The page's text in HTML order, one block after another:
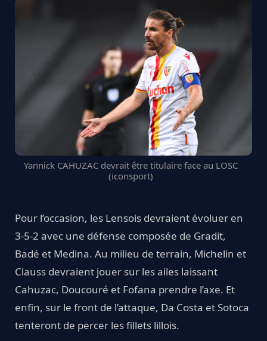
Yannick CAHUZAC devrait être titulaire face au LOSC
(iconsport)
Pour l’occasion, les Lensois devraient évoluer en
3-5-2 avec une défense composée de Gradit,
Badé et Medina. Au milieu de terrain, Michelin et
Clauss devraient jouer sur les ailes laissant
Cahuzac, Doucouré et Fofana prendre l’axe. Et
enfin, sur le front de l’attaque, Da Costa et Sotoca
tenteront de percer les fillets lillois.